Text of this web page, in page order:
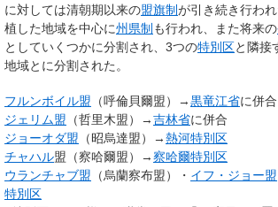
に対しては清朝期以来の盟旗制が引き続き行わ
植した地域を中心に州県制 も行われ、また将来の
としていくつかに分割され、3つの特別区と隣接
地域とに分割された。
フルンボイル盟 （呼倫貝爾盟）→黒竜江省に併合
ジェリム盟 （哲里木盟）→吉林省に併合
ジョーオダ盟 （昭烏達盟）→熱河特別区
チャハル盟（察哈爾盟）→察哈爾特別区
ウランチャブ盟 （烏蘭察布盟）・ イフ・ジョー盟
特別区